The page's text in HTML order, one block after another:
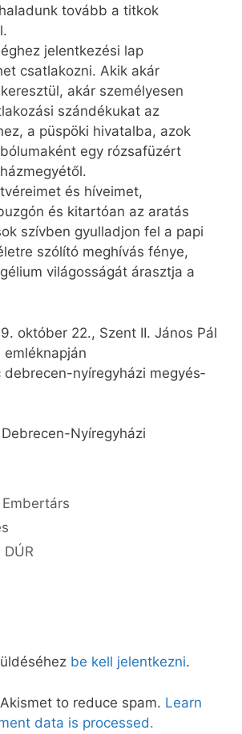
tovább a titkok
jelentkezési lap
csatlakozni. Akik akár
akár személyesen
szándékukat az
a püspöki hivatalba, azok
egy rózsafüzért
és híveimet,
és kitartóan az aratás
szívben gyulladjon fel a papi
szólító meghívás fénye,
világosságát árasztja a
október 22., Szent II. János Pál
debrecen-nyíregyházi me­gyés­
Nyíregyházi
Embertárs
be kell jelentkezni.
to reduce spam. Learn
data is processed.